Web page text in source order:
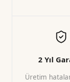
2 Yıl
Üretim